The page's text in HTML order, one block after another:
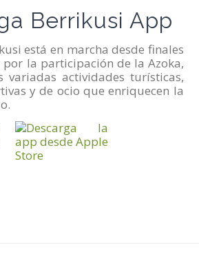
Berrikusi App
está en marcha desde finales
por la participación de la Azoka,
variadas actividades turísticas,
y de ocio que enriquecen la